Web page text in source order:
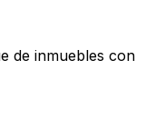
de inmuebles con